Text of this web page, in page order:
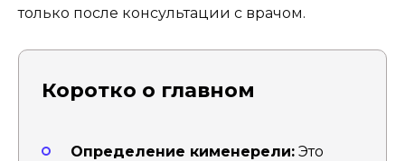
только после консультации с врачом.
Коротко о главном
Определение кименерели: Это